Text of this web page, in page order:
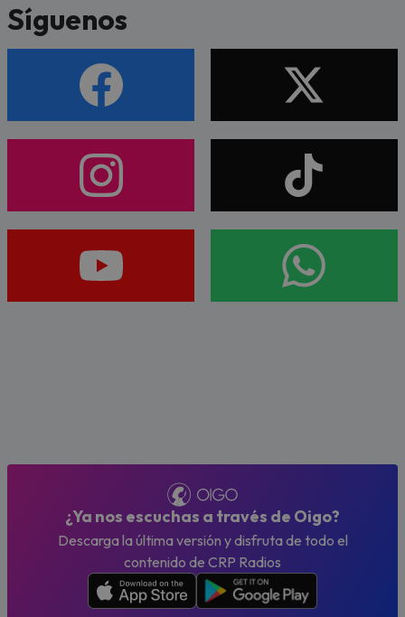
Síguenos
¿Ya nos escuchas a través de Oigo?
Descarga la última versión y disfruta de todo el
contenido de CRP Radios